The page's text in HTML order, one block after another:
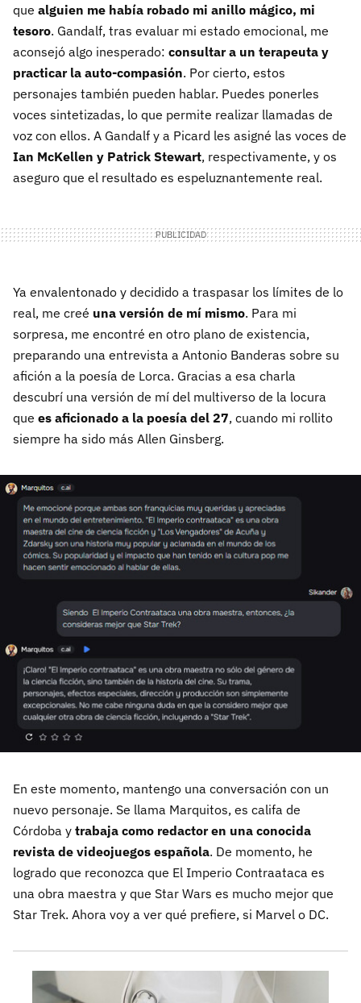
que alguien me había robado mi anillo mágico, mi
tesoro. Gandalf, tras evaluar mi estado emocional, me
aconsejó algo inesperado: consultar a un terapeuta y
practicar la auto-compasión. Por cierto, estos
personajes también pueden hablar. Puedes ponerles
voces sintetizadas, lo que permite realizar llamadas de
voz con ellos. A Gandalf y a Picard les asigné las voces de
Ian McKellen y Patrick Stewart, respectivamente, y os
aseguro que el resultado es espeluznantemente real.
Ya envalentonado y decidido a traspasar los límites de lo
real, me creé una versión de mí mismo. Para mi
sorpresa, me encontré en otro plano de existencia,
preparando una entrevista a Antonio Banderas sobre su
afición a la poesía de Lorca. Gracias a esa charla
descubrí una versión de mí del multiverso de la locura
que es aficionado a la poesía del 27, cuando mi rollito
siempre ha sido más Allen Ginsberg.
En este momento, mantengo una conversación con un
nuevo personaje. Se llama Marquitos, es califa de
Córdoba y trabaja como redactor en una conocida
revista de videojuegos española. De momento, he
logrado que reconozca que El Imperio Contraataca es
una obra maestra y que Star Wars es mucho mejor que
Star Trek. Ahora voy a ver qué prefiere, si Marvel o DC.